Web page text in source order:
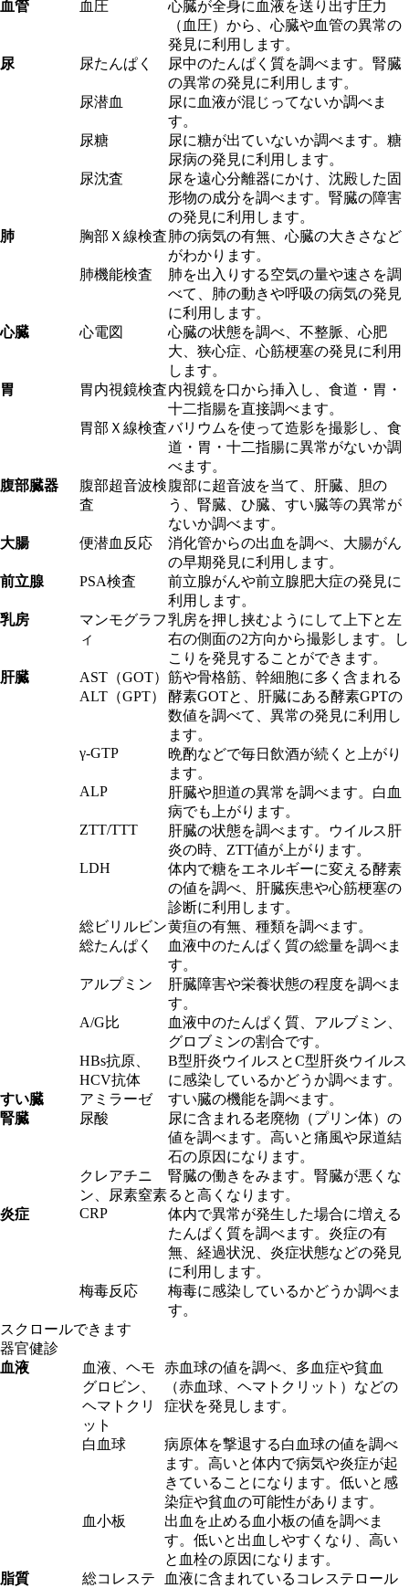
血管 血圧
心臓が全身に血液を送り出す圧力
（血圧）から、心臓や血管の異常の
発見に利用します。
尿
尿たんぱく
尿中のたんぱく質を調べます。腎臓
の異常の発見に利用します。
尿潜血
尿に血液が混じってないか調べま
す。
尿糖
尿に糖が出ていないか調べます。糖
尿病の発見に利用します。
尿沈査
尿を遠心分離器にかけ、沈殿した固
形物の成分を調べます。腎臓の障害
の発見に利用します。
肺
胸部Ｘ線検査肺の病気の有無、心臓の大きさなど
がわかります。
肺機能検査
肺を出入りする空気の量や速さを調
べて、肺の動きや呼吸の病気の発見
に利用します。
心臓
心電図
心臓の状態を調べ、不整脈、心肥
大、狭心症、心筋梗塞の発見に利用
します。
胃
胃内視鏡検査内視鏡を口から挿入し、食道・胃・
十二指腸を直接調べます。
胃部Ｘ線検査バリウムを使って造影を撮影し、食
道・胃・十二指腸に異常がないか調
べます。
腹部臓器
腹部超音波検
査
腹部に超音波を当て、肝臓、胆の
う、腎臓、ひ臓、すい臓等の異常が
ないか調べます。
大腸
便潜血反応
消化管からの出血を調べ、大腸がん
の早期発見に利用します。
前立腺
PSA検査
前立腺がんや前立腺肥大症の発見に
利用します。
乳房
マンモグラフ
ィ
乳房を押し挟むようにして上下と左
右の側面の2方向から撮影します。し
こりを発見することができます。
肝臓
AST（GOT）
ALT（GPT）
筋や骨格筋、幹細胞に多く含まれる
酵素GOTと、肝臓にある酵素GPTの
数値を調べて、異常の発見に利用し
ます。
γ-GTP
晩酌などで毎日飲酒が続くと上がり
ます。
ALP
肝臓や胆道の異常を調べます。白血
病でも上がります。
ZTT/TTT
肝臓の状態を調べます。ウイルス肝
炎の時、ZTT値が上がります。
LDH
体内で糖をエネルギーに変える酵素
の値を調べ、肝臓疾患や心筋梗塞の
診断に利用します。
総ビリルビン黄疸の有無、種類を調べます。
総たんぱく
血液中のたんぱく質の総量を調べま
す。
アルプミン
肝臓障害や栄養状態の程度を調べま
す。
A/G比
血液中のたんぱく質、アルブミン、
グロブミンの割合です。
HBs抗原、
HCV抗体
B型肝炎ウイルスとC型肝炎ウイルス
に感染しているかどうか調べます。
すい臓
アミラーゼ
すい臓の機能を調べます。
腎臓
尿酸
尿に含まれる老廃物（プリン体）の
値を調べます。高いと痛風や尿道結
石の原因になります。
クレアチニ
ン、尿素窒素
腎臓の働きをみます。腎臓が悪くな
ると高くなります。
炎症
CRP
体内で異常が発生した場合に増える
たんぱく質を調べます。炎症の有
無、経過状況、炎症状態などの発見
に利用します。
梅毒反応
梅毒に感染しているかどうか調べま
す。
スクロールできます
器官健診
血液
血液、 ヘモ
グロビン、
ヘマトクリ
ット
赤血球の値を調べ、多血症や貧血
（赤血球、ヘマトクリット ）などの
症状を発見します。
白血球
病原体を撃退する白血球の値を調べ
ます。高いと体内で病気や炎症が起
きていることになります。低いと感
染症や貧血の可能性があります。
血小板
出血を止める血小板の値を調べま
す。低いと出血しやすくなり、高い
と血栓の原因になります。
脂質
総コレステ
血液に含まれているコレステロール